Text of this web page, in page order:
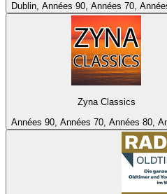
Dublin, Années 90, Années 70,
Zyna Classics
Années 90, Années 70, Années 80,